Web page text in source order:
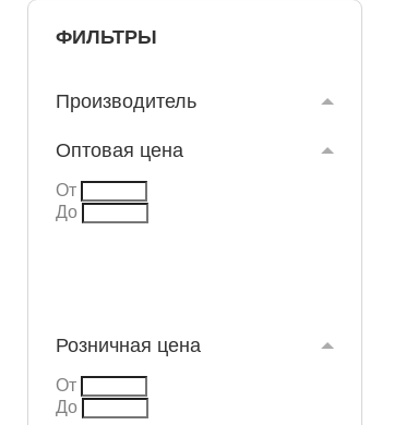
ФИЛЬТРЫ
Производитель
Оптовая цена
От
До
Розничная цена
От
До